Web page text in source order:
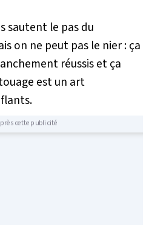
sautent le pas du
on ne peut pas le nier : ça
réussis et ça
est un art
cette publicité